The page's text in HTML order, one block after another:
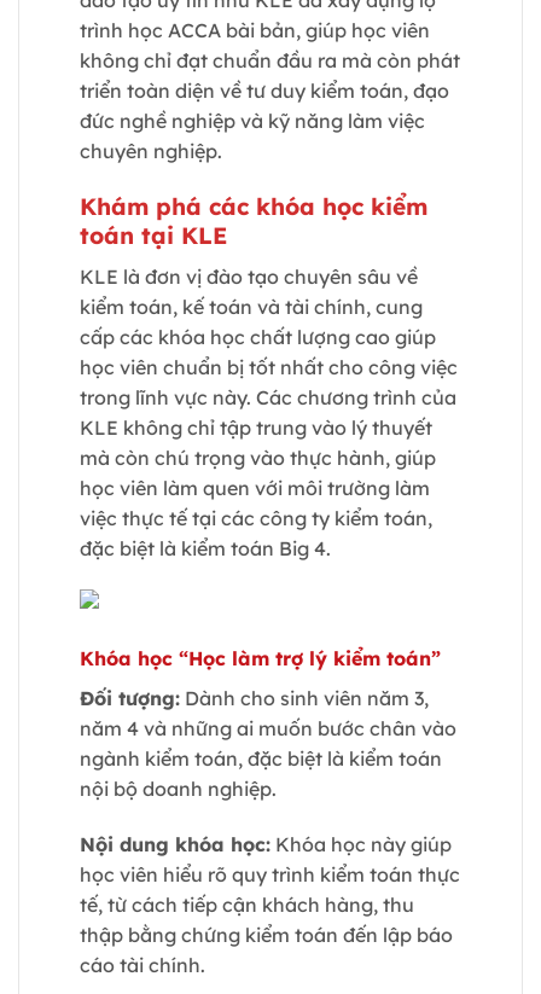
trình học ACCA bài bản, giúp học viên
không chỉ đạt chuẩn đầu ra mà còn phát
triển toàn diện về tư duy kiểm toán, đạo
đức nghề nghiệp và kỹ năng làm việc
chuyên nghiệp.
Khám phá các khóa học kiểm
toán tại KLE
KLE là đơn vị đào tạo chuyên sâu về
kiểm toán, kế toán và tài chính, cung
cấp các khóa học chất lượng cao giúp
học viên chuẩn bị tốt nhất cho công việc
trong lĩnh vực này. Các chương trình của
KLE không chỉ tập trung vào lý thuyết
mà còn chú trọng vào thực hành, giúp
học viên làm quen với môi trường làm
việc thực tế tại các công ty kiểm toán,
đặc biệt là kiểm toán Big 4.
Khóa học “Học làm trợ lý kiểm toán”
Đối tượng: Dành cho sinh viên năm 3,
năm 4 và những ai muốn bước chân vào
ngành kiểm toán, đặc biệt là kiểm toán
nội bộ doanh nghiệp.
Nội dung khóa học: Khóa học này giúp
học viên hiểu rõ quy trình kiểm toán thực
tế, từ cách tiếp cận khách hàng, thu
thập bằng chứng kiểm toán đến lập báo
cáo tài chính.